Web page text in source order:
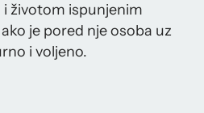
životom ispunjenim
je pored nje osoba uz
i voljeno.